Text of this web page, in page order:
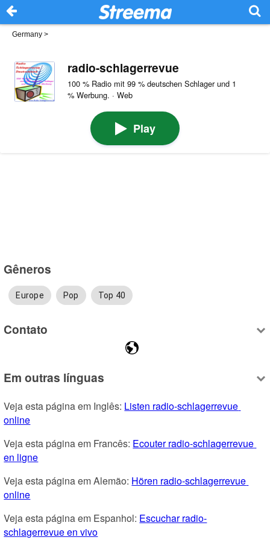
Germany >
radio-schlagerrevue
100 % Radio mit 99 % deutschen Schlager und 1
% Werbung. · Web
Play
Gêneros
Europe Pop Top 40
Contato
Em outras línguas
Veja esta página em Inglês: Listen radio-schlagerrevue
online
Veja esta página em Francês: Ecouter radio-schlagerrevue
en ligne
Veja esta página em Alemão: Hören radio-schlagerrevue
online
Veja esta página em Espanhol: Escuchar radio-
schlagerrevue en vivo